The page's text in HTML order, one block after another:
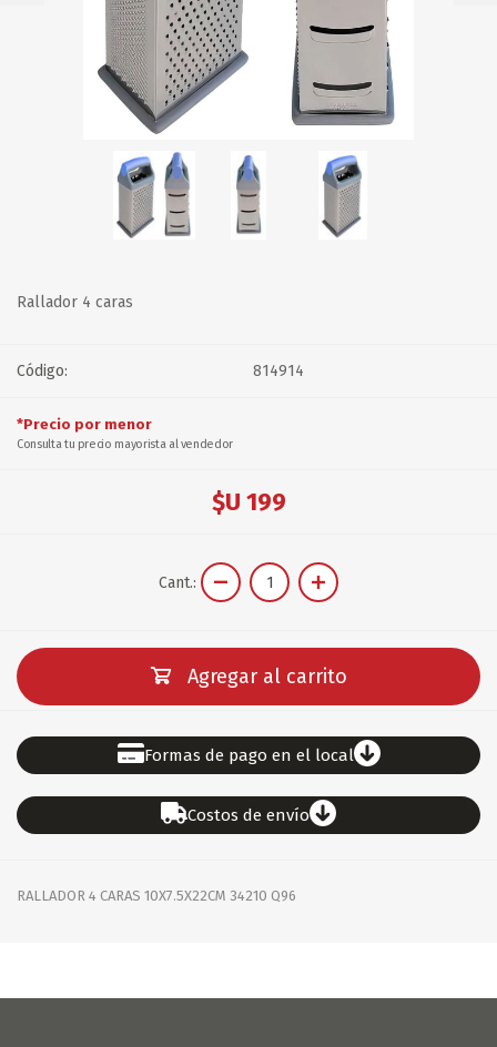
Rallador 4 caras
Código: 814914
*Precio por menor
Consulta tu precio mayorista al vendedor
$U 199
Cant.:
Agregar al carrito
Formas de pago en el local
Costos de envío
RALLADOR 4 CARAS 10X7.5X22CM 34210 Q96